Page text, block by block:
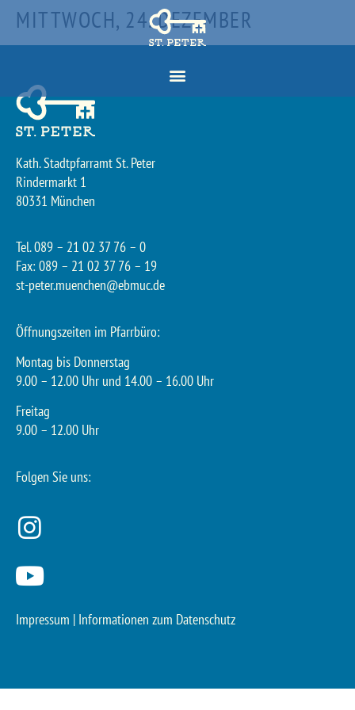
MITTWOCH, 24. DEZEMBER
Kath. Stadtpfarramt St. Peter
Rindermarkt 1
80331 München
Tel. 089 – 21 02 37 76 – 0
Fax: 089 – 21 02 37 76 – 19
st-peter.muenchen@ebmuc.de
Öffnungszeiten im Pfarrbüro:
Montag bis Donnerstag
9.00 – 12.00 Uhr und 14.00 – 16.00 Uhr
Freitag
9.00 – 12.00 Uhr
Folgen Sie uns:
Impressum | Informationen zum Datenschutz